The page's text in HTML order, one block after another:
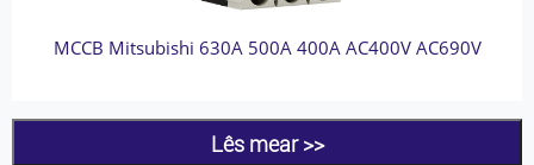
MCCB Mitsubishi 630A 500A 400A AC400V AC690V
Lês mear >>